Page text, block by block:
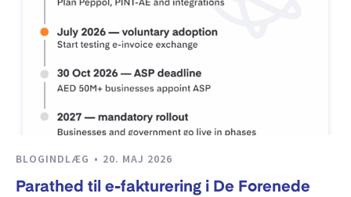
BLOGINDLÆG 20. MAJ 2026
Parathed til e-fakturering i De Forenede